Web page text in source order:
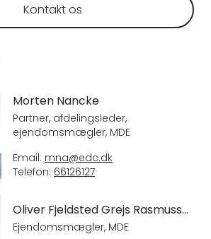
Kontakt os
Morten Nancke
Partner, afdelingsleder,
ejendomsmægler, MDE
Email: mna@edc.dk
Telefon: 66126127
Oliver Fjeldsted Grejs Rasmussen
Ejendomsmægler, MDE